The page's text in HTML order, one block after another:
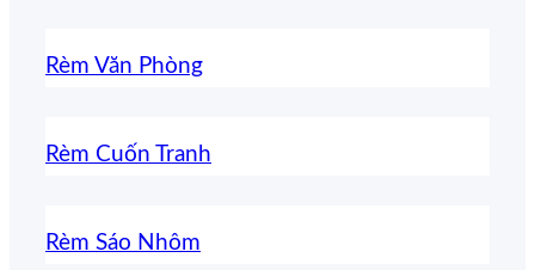
Rèm Văn Phòng
Rèm Cuốn Tranh
Rèm Sáo Nhôm